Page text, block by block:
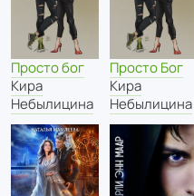
Просто бог
Кира
Небылицина
Просто Бог
Кира
Небылицина